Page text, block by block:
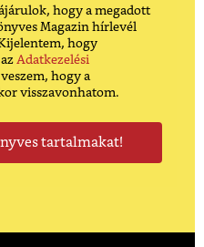
hogy a megadott
Magazin hírlevél
hogy
Adatkezelési
hogy a
visszavonhatom.